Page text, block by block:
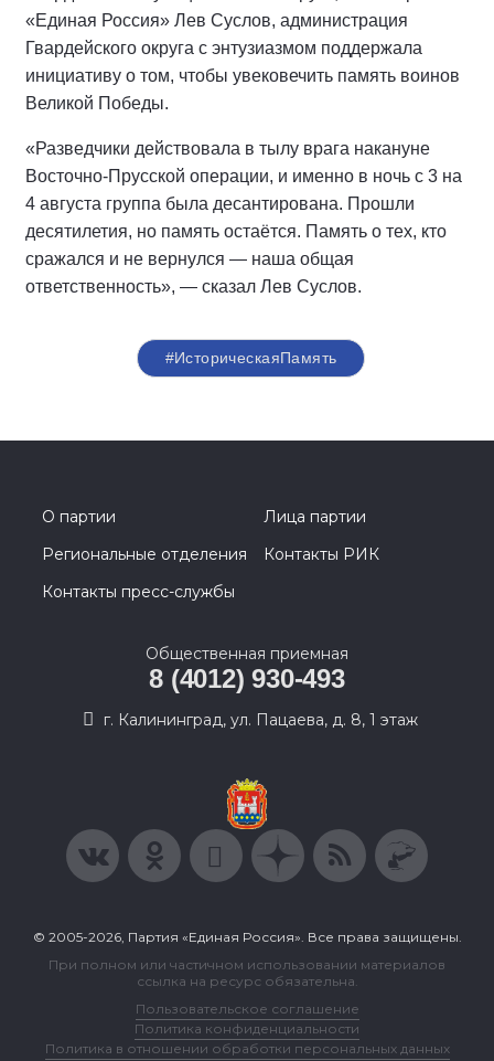
«Единая Россия» Лев Суслов, администрация
Гвардейского округа с энтузиазмом поддержала
инициативу о том, чтобы увековечить память воинов
Великой Победы.
«Разведчики действовала в тылу врага накануне
Восточно-Прусской операции, и именно в ночь с 3 на
4 августа группа была десантирована. Прошли
десятилетия, но память остаётся. Память о тех, кто
сражался и не вернулся — наша общая
ответственность», — сказал Лев Суслов.
#ИсторическаяПамять
О партии
Лица партии
Региональные отделения
Контакты РИК
Контакты пресс-службы
Общественная приемная
8 (4012) 930-493
г. Калининград, ул. Пацаева, д. 8, 1 этаж
© 2005-2026, Партия «Единая Россия». Все права защищены.
При полном или частичном использовании материалов
ссылка на ресурс обязательна.
Пользовательское соглашение
Политика конфиденциальности
Политика в отношении обработки персональных данных